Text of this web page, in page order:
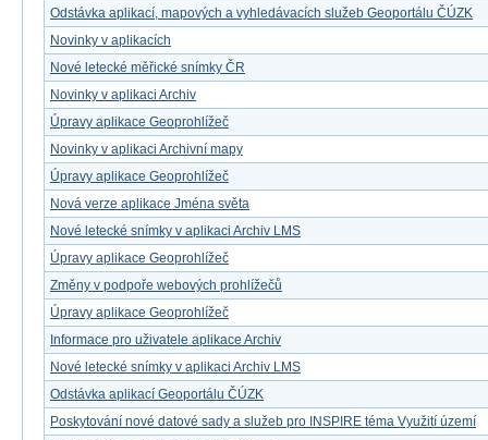
Odstávka aplikací, mapových a vyhledávacích služeb Geoportálu ČÚZK
Novinky v aplikacích
Nové letecké měřické snímky ČR
Novinky v aplikaci Archiv
Úpravy aplikace Geoprohlížeč
Novinky v aplikaci Archivní mapy
Úpravy aplikace Geoprohlížeč
Nová verze aplikace Jména světa
Nové letecké snímky v aplikaci Archiv LMS
Úpravy aplikace Geoprohlížeč
Změny v podpoře webových prohlížečů
Úpravy aplikace Geoprohlížeč
Informace pro uživatele aplikace Archiv
Nové letecké snímky v aplikaci Archiv LMS
Odstávka aplikací Geoportálu ČÚZK
Poskytování nové datové sady a služeb pro INSPIRE téma Využití území